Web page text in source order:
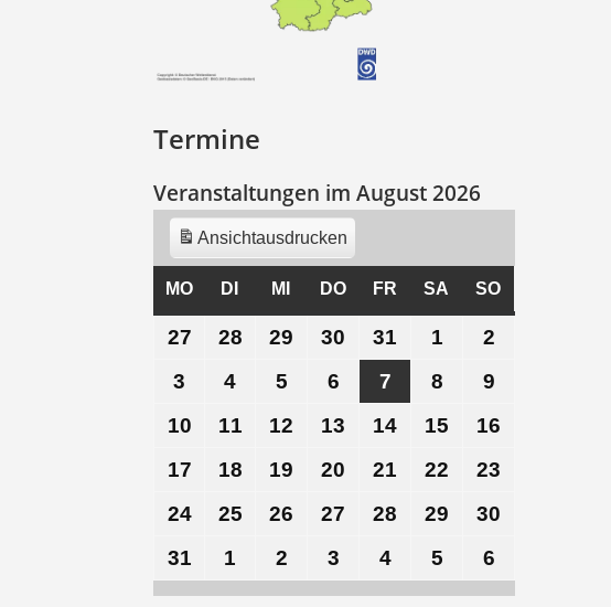
Termine
Veranstaltungen im August 2026
Ansichtausdrucken
MOMONTAG
DI DIENSTAG
MI MITTWOCH
DODONNERSTAG
FR FREITAG
SA SAMSTAG
SO
27 27.28 28.
Juli
29 29.
Juli
30 30.
Juli
2026
31
Juli
2026
1
August
2
3
August
4
August
5
August
6
August
7
August
8
August
9
August
10 10.
August
11 11.
August
12 12.
August
13 13.
August
14 14.
August
15 15.
August
16
17 17.
August
18 18.
August
19 19.
August
20 20.
August
21 21.
August
22 22.
August
23
2424.
August
2026
25 25.
August
2026
26 26.
August
2026
27 27.
August
2026
28 28.
August
2026
29 29.
August
2026
30
2026
31
August
1
September
2
September
3
September
44.
September
5
September
6
September